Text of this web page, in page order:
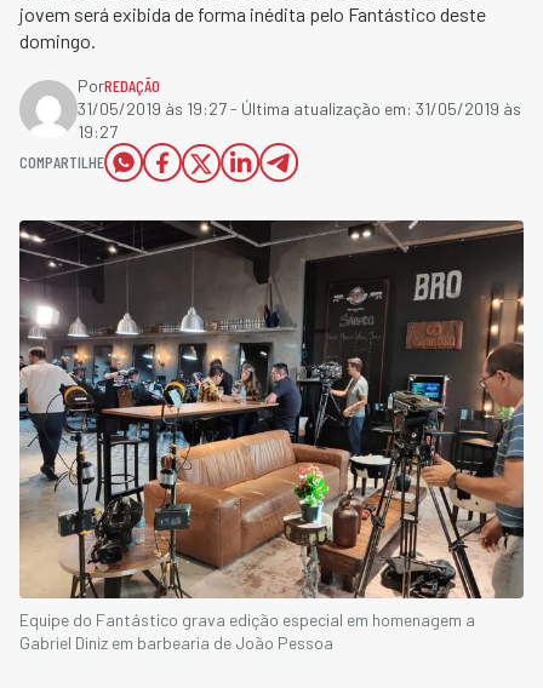
jovem será exibida de forma inédita pelo Fantástico deste
domingo.
PorREDAÇÃO
31/05/2019 às 19:27- Última atualização em: 31/05/2019 às
19:27
COMPARTILHE
Equipe do Fantástico grava edição especial em homenagem a
Gabriel Diniz em barbearia de João Pessoa